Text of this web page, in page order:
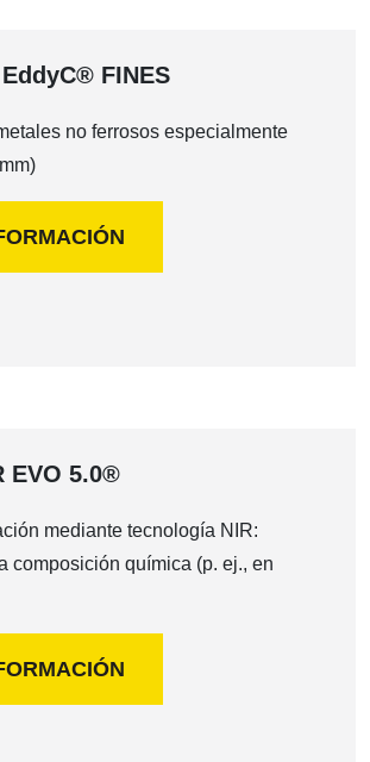
FINES
no ferrosos especialmente
EVO 5.0®
mediante tecnología NIR:
composición química (p. ej., en